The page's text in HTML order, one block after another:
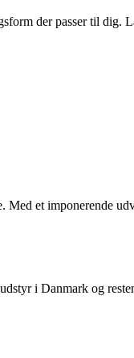
der passer til
et imponerende
i Danmark og